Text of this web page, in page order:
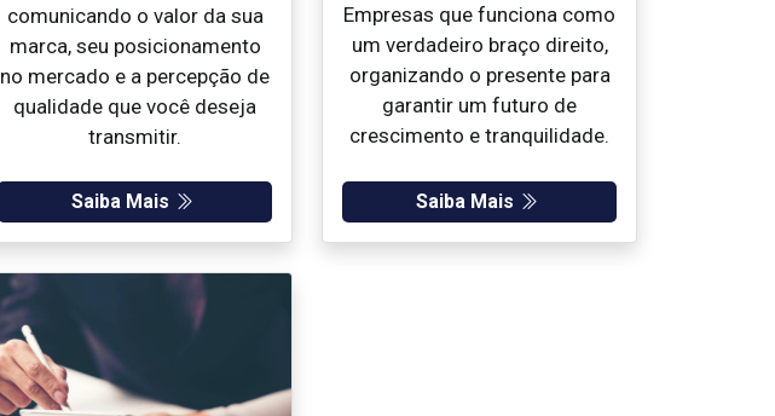
comunicando o valor da sua
marca, seu posicionamento
no mercado e a percepção de
qualidade que você deseja
transmitir.
Saiba Mais
Empresas que funciona como
um verdadeiro braço direito,
organizando o presente para
garantir um futuro de
crescimento e tranquilidade.
Saiba Mais